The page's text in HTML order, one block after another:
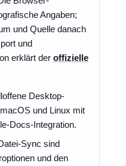
Angaben;
und Quelle danach
und
erklärt der offizielle
Desktop-
und Linux mit
Docs-Integration.
Sync sind
und den